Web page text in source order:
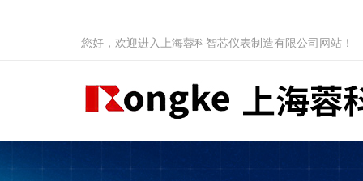
您好，欢迎进入上海蓉科智芯仪表制造有限公司网站！